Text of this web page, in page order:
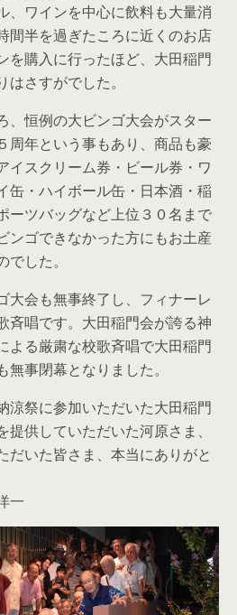
、ワインを中心に飲料も大量消
間半を過ぎたころに近くのお店
を購入に行ったほど、大田稲門
さすがでした。
、恒例の大ビンゴ大会がスター
周年という事もあり、商品も豪
イスクリーム券・ビール券・ワ
缶・ハイボール缶・日本酒・稲
ーツバッグなど上位３０名まで
ンゴできなかった方にもお土産
した。
大会も無事終了し、フィナーレ
斉唱です。大田稲門会が誇る神
よる厳粛な校歌斉唱で大田稲門
事閉幕となりました。
涼祭に参加いただいた大田稲門
供していただいた河原さま、
だいた皆さま、本当にありがと
一